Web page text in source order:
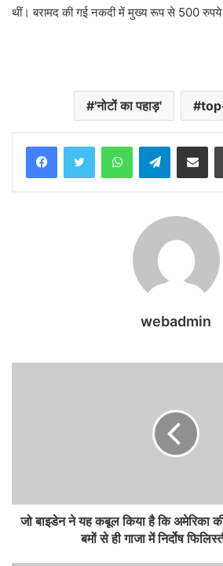
थीं। बरामद की गई नकदी में मुख्य रूप से 500
'नोटों का पहाड़'
WhatsAppTelegramShare
webadmin
जो बाइडेन ने यह कबूल किया है कि अमेरिका
बमों से ही गाजा में निर्दोष